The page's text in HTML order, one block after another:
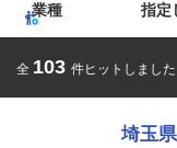
業種 指定
全 103 件ヒットしました
埼玉